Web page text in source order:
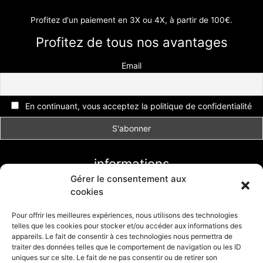
Gérer le consentement aux
cookies
Pour offrir les meilleures expériences, nous utilisons des technologies
telles que les cookies pour stocker et/ou accéder aux informations des
appareils. Le fait de consentir à ces technologies nous permettra de
traiter des données telles que le comportement de navigation ou les ID
uniques sur ce site. Le fait de ne pas consentir ou de retirer son
Profitez d'un paiement en 3X ou 4X, à partir de 100€.
Profitez de tous nos avantages
Email
En continuant, vous acceptez la politique de confidentialité
informations
Conditions générales de vente
Formulaire de retour
Politique de cookies (UE)